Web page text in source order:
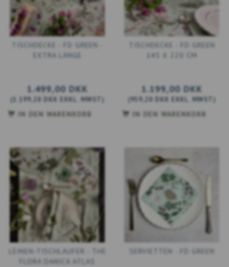
TISCHDECKE - FD GREEN -
EXTRA LÄNGE
1.499,00 DKK
( 1.199,20 DKK EXKL. MWST
IN DEN WARENKORB
TISCHDECKE - FD GREEN
145 X 220 CM
1.199,00 DKK
959,20 DKK EXKL. MWST
IN DEN WARENKORB
LEINEN-TISCHLÄUFER - THE
FLORA DANICA ATLAS
SERVIETTEN - FD GREEN